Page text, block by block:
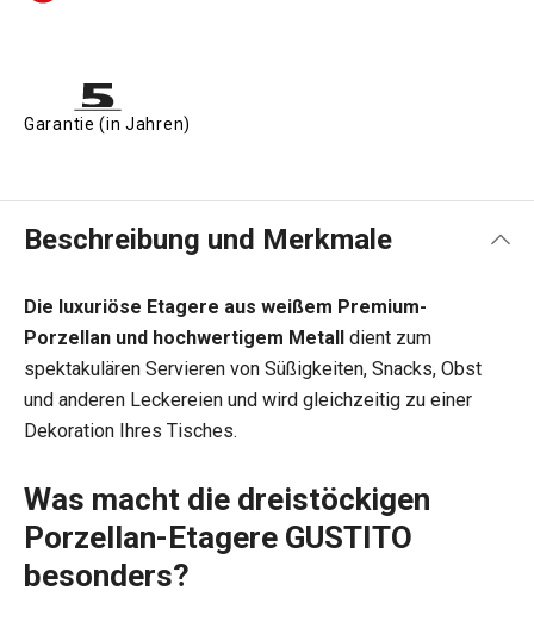
Garantie (in Jahren)
Beschreibung und Merkmale
Die luxuriöse Etagere aus weißem Premium-
Porzellan und hochwertigem Metall dient zum
spektakulären Servieren von Süßigkeiten, Snacks, Obst
und anderen Leckereien und wird gleichzeitig zu einer
Dekoration Ihres Tisches.
Was macht die dreistöckigen
Porzellan-Etagere GUSTITO
besonders?